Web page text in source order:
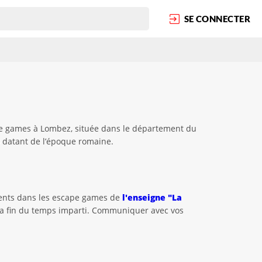
SE CONNECTER
à Lombez, située dans le département du
de l’époque romaine.
dans les escape games de l'enseigne "La
fin du temps imparti. Communiquer avec vos